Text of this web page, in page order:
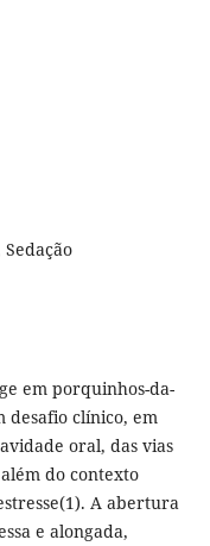
em porquinhos-da-
desafio clínico, em
oral, das vias
do contexto
A abertura
e alongada,